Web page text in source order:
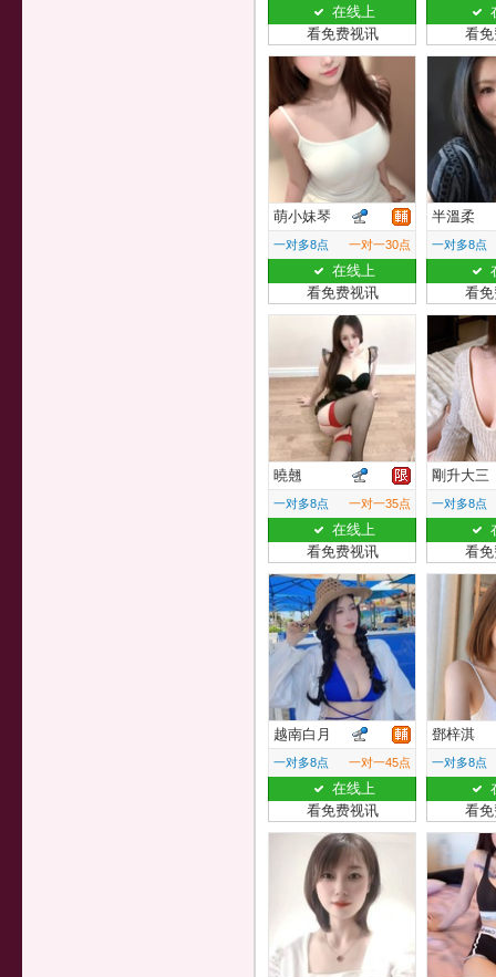
在线上
看免费视讯
看
萌小妹琴
一对多8点 一对一30点
在线上
看免费视讯
半溫柔
一对多8点
看
曉翹
一对多8点 一对一35点
在线上
看免费视讯
剛升大三
一对多8点
看
越南白月
一对多8点 一对一45点
在线上
看免费视讯
鄧梓淇
一对多8点
看